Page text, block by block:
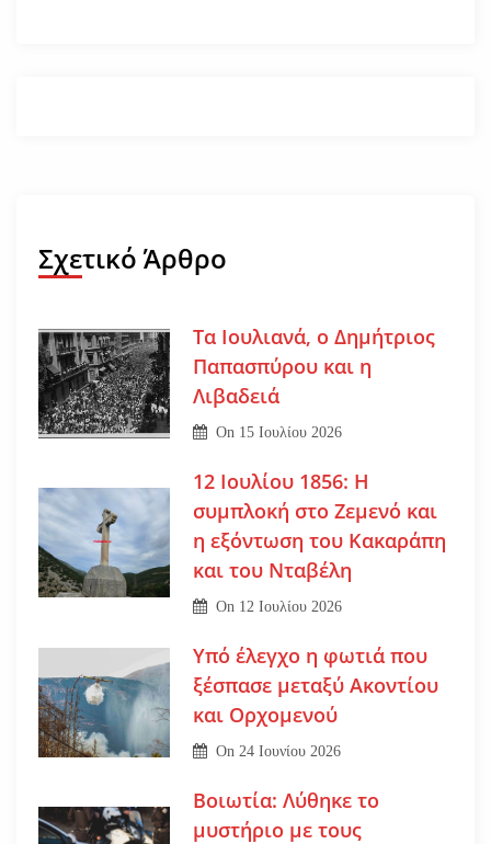
Σχετικό Άρθρο
Τα Ιουλιανά, ο Δημήτριος
Παπασπύρου και η
Λιβαδειά
On 15 Ιουλίου 2026
12 Ιουλίου 1856: Η
συμπλοκή στο Ζεμενό και
η εξόντωση του Κακαράπη
και του Νταβέλη
On 12 Ιουλίου 2026
Υπό έλεγχο η φωτιά που
ξέσπασε μεταξύ Ακοντίου
και Ορχομενού
On 24 Ιουνίου 2026
Βοιωτία: Λύθηκε το
μυστήριο με τους